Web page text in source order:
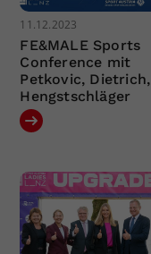
11.12.2023
FE&MALE Sports
Conference mit
Petkovic, Dietrich,
Hengstschläger